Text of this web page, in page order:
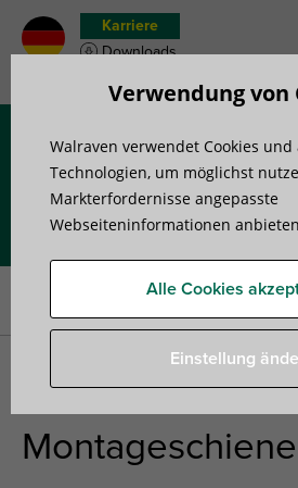
Karriere
Downloads
Walraven
Verwendung von
Walraven verwendet Cookies
Technologien, um möglichst
Markterfordernisse angepasste
Webseiteninformationen
Alle Cookies
Einstellung